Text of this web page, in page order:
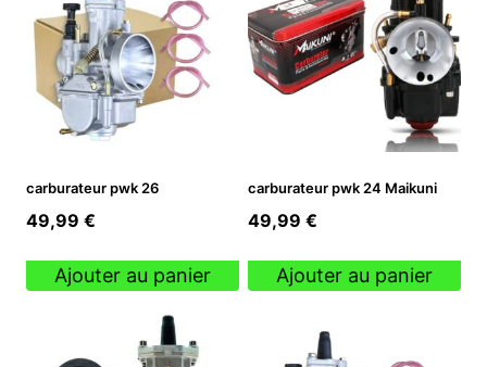
carburateur pwk 26
49,99 €
Ajouter au panier
carburateur pwk 24 Maikuni
49,99 €
Ajouter au panier